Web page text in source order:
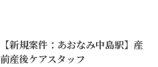
【新規案件：あおなみ中島駅】産
前産後ケアスタッフ